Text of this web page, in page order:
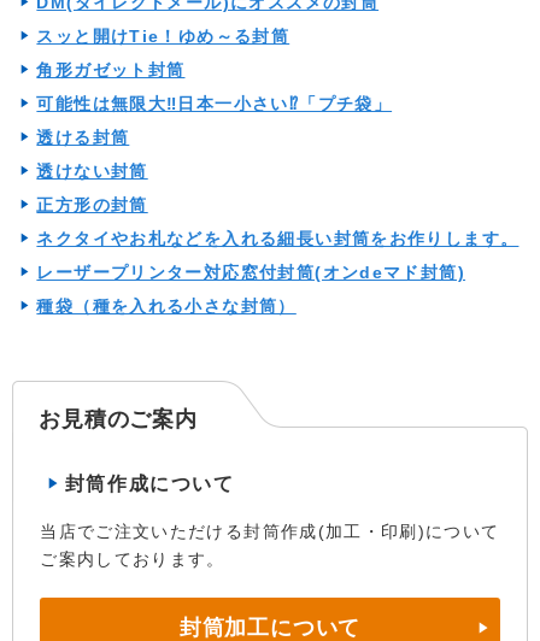
スッと開けTie！ゆめ～る封筒
角形ガゼット封筒
可能性は無限大‼日本一小さい⁉「プチ袋」
透ける封筒
透けない封筒
正方形の封筒
ネクタイやお札などを入れる細長い封筒をお作りします。
レーザープリンター対応窓付封筒(オンdeマド封筒)
種袋（種を入れる小さな封筒）
お見積のご案内
封筒作成について
当店でご注文いただける封筒作成(加工・印刷)について
ご案内しております。
封筒加工について